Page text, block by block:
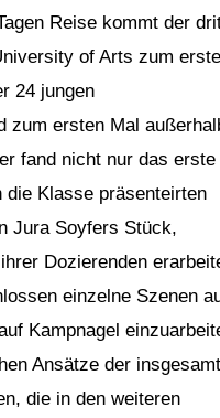
Reise kommt der
of Arts zum
24 jungen
zum ersten Mal
fand nicht nur das erste
die Klasse präsenteirten
Jura Soyfers Stück,
Dozierenden
einzelne Szenen
Kampnagel
Ansätze der insgesamt
die in den weiteren